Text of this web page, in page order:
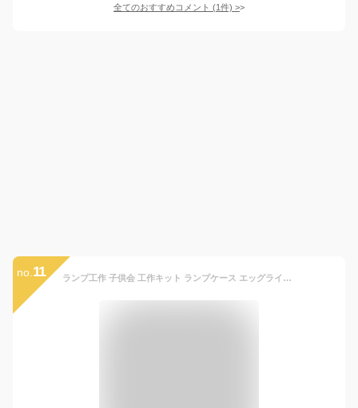
全てのおすすめコメント (1件) >
no. 11 ランプ工作 子供会 工作キット ランプケース エッグライト(7色点灯)付 / クリスマス 介護 レクリエーション デイケア デイサービス 小学生 低学年 高学年 幼稚園 イベント ハロウィン 七色